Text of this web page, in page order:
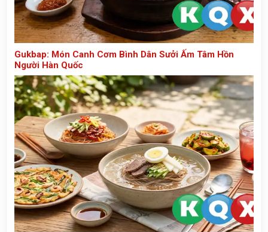
Gukbap: Món Canh Cơm Bình Dân Sưởi Ấm Tâm Hồn
Người Hàn Quốc